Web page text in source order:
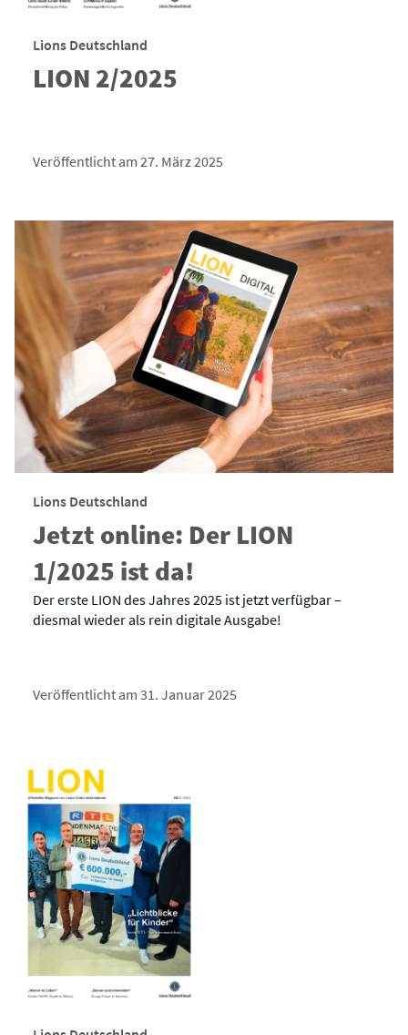
Lions Deutschland
LION 2/2025
Veröffentlicht am 27. März 2025
Lions Deutschland
Jetzt online: Der LION
1/2025 ist da!
Der erste LION des Jahres 2025 ist jetzt verfügbar –
diesmal wieder als rein digitale Ausgabe!
Veröffentlicht am 31. Januar 2025